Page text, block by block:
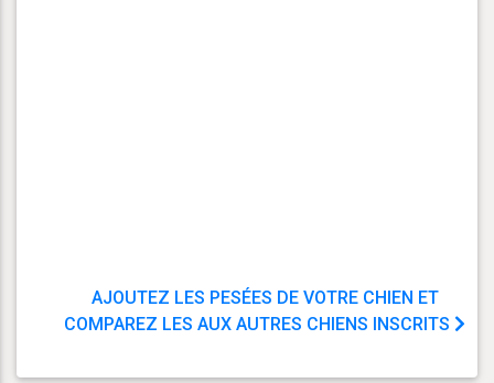
AJOUTEZ LES PESÉES DE VOTRE CHIEN ET
COMPAREZ LES AUX AUTRES CHIENS INSCRITS